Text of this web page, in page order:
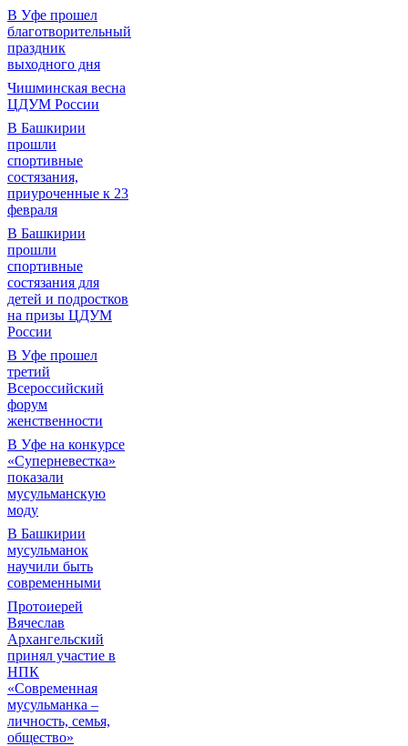
В Уфе прошел
благотворительный
праздник
выходного дня
Чишминская весна
ЦДУМ России
В Башкирии
прошли
спортивные
состязания,
приуроченные к 23
февраля
В Башкирии
прошли
спортивные
состязания для
детей и подростков
на призы ЦДУМ
России
В Уфе прошел
третий
Всероссийский
форум
женственности
В Уфе на конкурсе
«Суперневестка»
показали
мусульманскую
моду
В Башкирии
мусульманок
научили быть
современными
Протоиерей
Вячеслав
Архангельский
принял участие в
НПК
«Современная
мусульманка –
личность, семья,
общество»